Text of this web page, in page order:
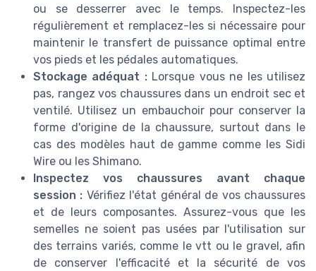
ou se desserrer avec le temps. Inspectez-les
régulièrement et remplacez-les si nécessaire pour
maintenir le transfert de puissance optimal entre
vos pieds et les pédales automatiques.
Stockage adéquat :Lorsque vous ne les utilisez
pas, rangez vos chaussures dans un endroit sec et
ventilé. Utilisez un embauchoir pour conserver la
forme d'origine de la chaussure, surtout dans le
cas des modèles haut de gamme comme les Sidi
Wire ou les Shimano.
Inspectez vos chaussures avant chaque
session : Vérifiez l'état général de vos chaussures
et de leurs composantes. Assurez-vous que les
semelles ne soient pas usées par l'utilisation sur
des terrains variés, comme le vtt ou le gravel, afin
de conserver l'efficacité et la sécurité de vos